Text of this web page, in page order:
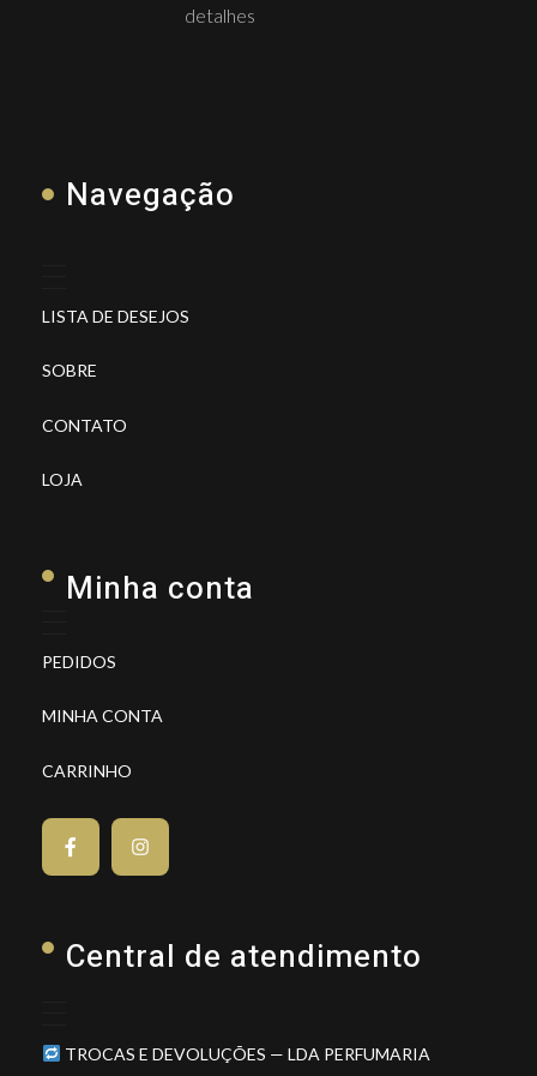
detalhes
Navegação
LISTA DE DESEJOS
SOBRE
CONTATO
LOJA
Minha conta
PEDIDOS
MINHA CONTA
CARRINHO
Central de atendimento
TROCAS E DEVOLUÇÕES — LDA PERFUMARIA